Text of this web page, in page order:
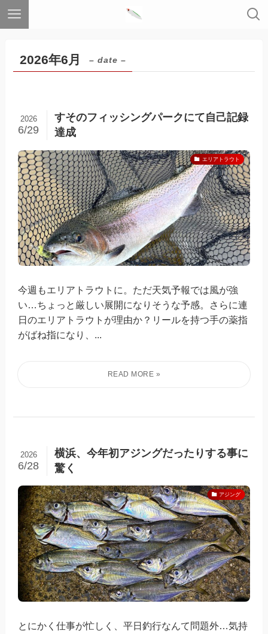
2026年6月 – date –
すそのフィッシングパークにて自己記録
達成
2026
6/29
エリアトラウト
今週もエリアトラウトに。ただ天気予報では風が強
い…ちょっと厳しい展開になりそうな予感。さらに連
日のエリアトラウトが理由か？リールを持つ手の薬指
がばね指になり、...
横浜、今年初アジングだったりする事に
驚く
2026
6/28
アジング
とにかく仕事が忙しく、平日釣行なんて問題外…気持